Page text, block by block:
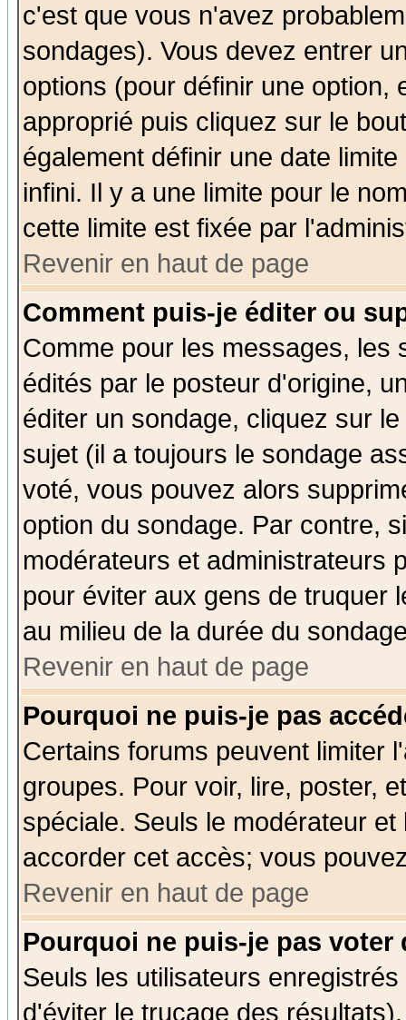
c'est que vous n'avez
sondages). Vous devez entrer
options (pour définir une option,
approprié puis cliquez sur le
également définir une date
infini. Il y a une limite pour le
cette limite est fixée par
Revenir en haut de page
Comment puis-je éditer ou
Comme pour les messages, les
édités par le posteur d'origine,
éditer un sondage, cliquez sur
sujet (il a toujours le sondage
voté, vous pouvez alors
option du sondage. Par contre,
modérateurs et administrateurs
pour éviter aux gens de truquer
au milieu de la durée du
Revenir en haut de page
Pourquoi ne puis-je pas
Certains forums peuvent limiter
groupes. Pour voir, lire, poster,
spéciale. Seuls le modérateur
accorder cet accès; vous
Revenir en haut de page
Pourquoi ne puis-je pas voter
Seuls les utilisateurs
d'éviter le trucage des